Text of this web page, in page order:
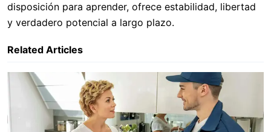
disposición para aprender, ofrece estabilidad, libertad
y verdadero potencial a largo plazo.
Related Articles